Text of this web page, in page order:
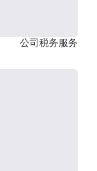
公司税务服务